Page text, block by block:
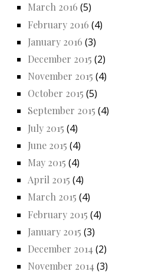
March 2016 (5)
February 2016 (4)
January 2016 (3)
December 2015 (2)
November 2015 (4)
October 2015 (5)
September 2015 (4)
July 2015 (4)
June 2015 (4)
May 2015 (4)
April 2015 (4)
March 2015 (4)
February 2015 (4)
January 2015 (3)
December 2014 (2)
November 2014 (3)